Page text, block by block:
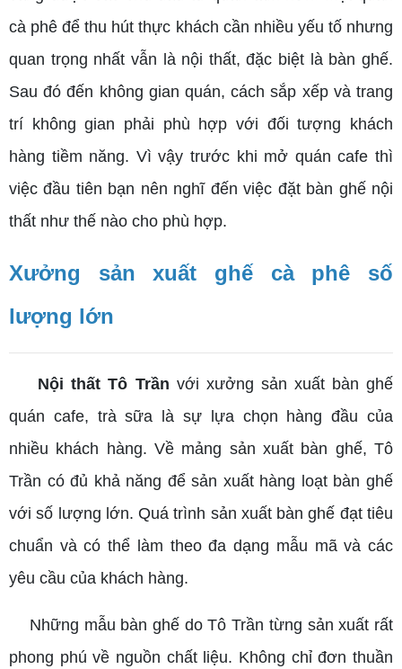
cà phê để thu hút thực khách cần nhiều yếu tố nhưng
quan trọng nhất vẫn là nội thất, đặc biệt là bàn ghế.
Sau đó đến không gian quán, cách sắp xếp và trang
trí không gian phải phù hợp với đối tượng khách
hàng tiềm năng. Vì vậy trước khi mở quán cafe thì
việc đầu tiên bạn nên nghĩ đến việc đặt bàn ghế nội
thất như thế nào cho phù hợp.
Xưởng sản xuất ghế cà phê số
lượng lớn
Nội thất Tô Trần với xưởng sản xuất bàn ghế
quán cafe, trà sữa là sự lựa chọn hàng đầu của
nhiều khách hàng. Về mảng sản xuất bàn ghế, Tô
Trần có đủ khả năng để sản xuất hàng loạt bàn ghế
với số lượng lớn. Quá trình sản xuất bàn ghế đạt tiêu
chuẩn và có thể làm theo đa dạng mẫu mã và các
yêu cầu của khách hàng.
Những mẫu bàn ghế do Tô Trần từng sản xuất rất
phong phú về nguồn chất liệu. Không chỉ đơn thuần